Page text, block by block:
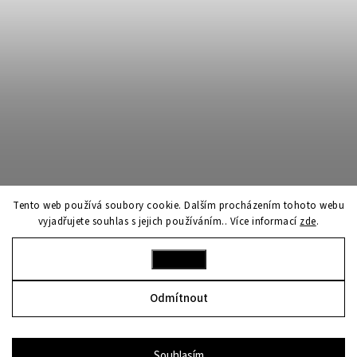
Tento web používá soubory cookie. Dalším procházením tohoto webu
vyjadřujete souhlas s jejich používáním.. Více informací zde.
Odmítnout
Sledovat na Instagramu
Upravit nastavení cookies